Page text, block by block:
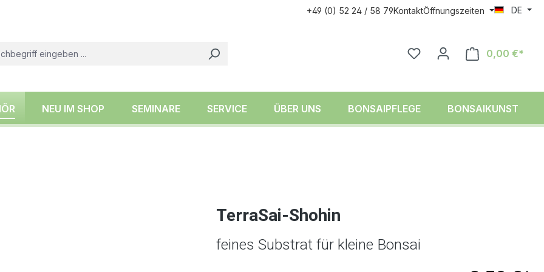
+49 (0) 52 24 / 58 79KontaktÖffnungszeiten DE
0,00 €*
NEU IM SHOP SEMINARE SERVICE ÜBER UNS BONSAIPFLEGE BONSAIKUNST
TerraSai-Shohin
feines Substrat für kleine Bonsai